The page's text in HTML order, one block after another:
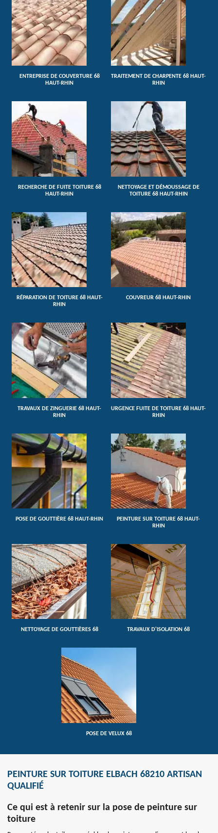
ENTREPRISE DE COUVERTURE 68
HAUT-RHIN
TRAITEMENT DE CHARPENTE 68 HAUT-
RHIN
RECHERCHE DE FUITE TOITURE 68
HAUT-RHIN
NETTOYAGE ET DÉMOUSSAGE DE
TOITURE 68 HAUT-RHIN
RÉPARATION DE TOITURE 68 HAUT-
RHIN
COUVREUR 68 HAUT-RHIN
TRAVAUX DE ZINGUERIE 68 HAUT-
RHIN
URGENCE FUITE DE TOITURE 68 HAUT-
RHIN
POSE DE GOUTTIÈRE 68 HAUT-RHIN
PEINTURE SUR TOITURE 68 HAUT-
RHIN
NETTOYAGE DE GOUTTIÈRES 68 TRAVAUX D'ISOLATION 68
POSE DE VELUX 68
PEINTURE SUR TOITURE ELBACH 68210 ARTISAN
QUALIFIÉ
Ce qui est à retenir sur la pose de peinture sur
toiture